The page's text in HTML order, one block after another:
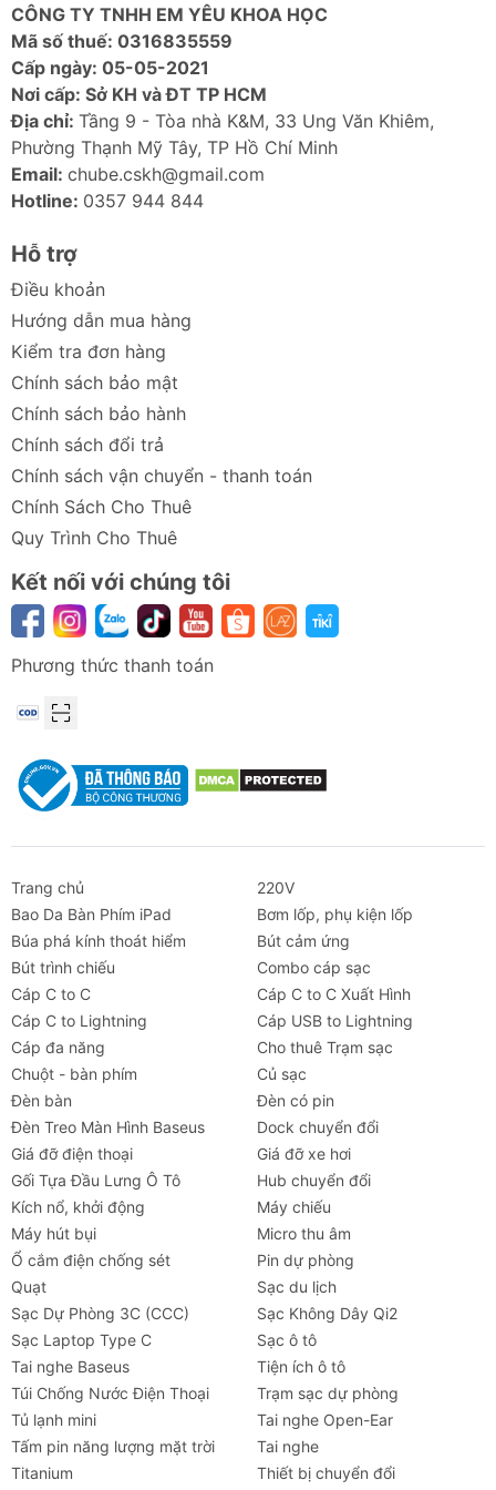
Thiết kế thoải mái : Phù hợp với nhiều hình
dáng tai, mang lại sự thoải mái khi đeo trong
thời gian dài.
Âm thanh chất lượng cao
cho âm thanh chi tiết và sống động.
Ảnh sản phẩm Tai Nghe Không Dây TWS
Baseus AirNora 3 ANC
CÔNG TY TNHH EM YÊU KHOA HỌC
Mã số thuế: 0316835559
Cấp ngày: 05-05-2021
Nơi cấp: Sở KH và ĐT TP HCM
Địa chỉ: Tầng 9 - Tòa nhà K&M, 33 Ung Văn Khiêm,
Phường Thạnh Mỹ Tây, TP Hồ Chí Minh
Email: chube.cskh@gmail.com
Hotline: 0357 944 844
Hỗ trợ
Điều khoản
Hướng dẫn mua hàng
Kiểm tra đơn hàng
Chính sách bảo mật
Chính sách bảo hành
Chính sách đổi trả
Chính sách vận chuyển - thanh toán
Chính Sách Cho Thuê
Quy Trình Cho Thuê
Kết nối với chúng tôi
Phương thức thanh toán
Trang chủ
220V
Bao Da Bàn Phím iPad
Bơm lốp, phụ kiện lốp
Búa phá kính thoát hiểm
Bút cảm ứng
Bút trình chiếu
Combo cáp sạc
Cáp C to C
Cáp C to C Xuất Hình
Cáp C to Lightning
Cáp USB to Lightning
Cáp đa năng
Cho thuê Trạm sạc
Chuột - bàn phím
Củ sạc
Đèn bàn
Đèn có pin
Đèn Treo Màn Hình Baseus
Dock chuyển đổi
Giá đỡ điện thoại
Giá đỡ xe hơi
Gối Tựa Đầu Lưng Ô Tô
Hub chuyển đổi
Kích nổ, khởi động
Máy chiếu
Máy hút bụi
Micro thu âm
Ổ cắm điện chống sét
Pin dự phòng
Quạt
Sạc du lịch
Sạc Dự Phòng 3C (CCC)
Sạc Không Dây Qi2
Sạc Laptop Type C
Sạc ô tô
Tai nghe Baseus
Tiện ích ô tô
Túi Chống Nước Điện Thoại
Trạm sạc dự phòng
Tủ lạnh mini
Tai nghe Open-Ear
Tấm pin năng lượng mặt trời
Tai nghe
Titanium
Thiết bị chuyển đổi